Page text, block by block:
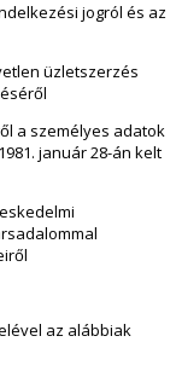
jogról és az
üzletszerzés
a személyes adatok
január 28-án kelt
az alábbiak